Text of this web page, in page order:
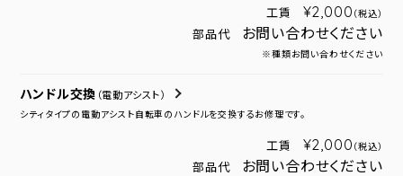
工賃 ¥2,000 （税込）
部品代 お問い合わせください
※種類お問い合わせください
ハンドル交換 （電動アシスト）
シティタイプの電動アシスト自転車のハンドルを交換するお修理です。
工賃 ¥2,000 （税込）
部品代 お問い合わせください